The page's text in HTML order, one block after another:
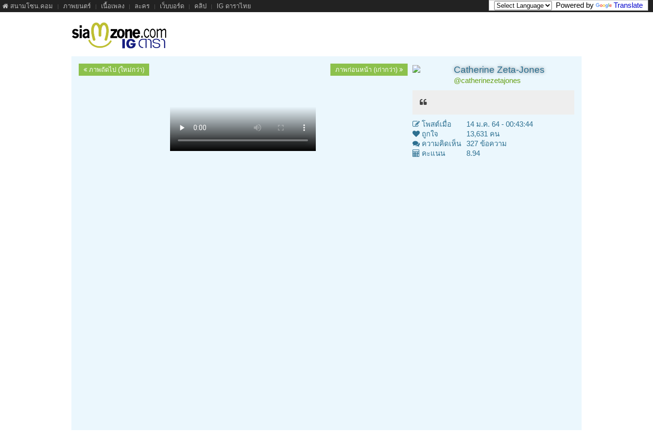
Powered by Translate
สนามโซน.คอม ภาพยนตร์ เนื้อเพลง ละคร เว็บบอร์ด คลิป IG ดาราไทย
ภาพถัดไป (ใหม่กว่า) ภาพก่อนหน้า (เก่ากว่า) Catherine Zeta-Jones
@catherinezetajones
โพสต์เมื่อ
14 ม.ค. 64 - 00:43:44
ถูกใจ
13,631 คน
ความคิดเห็น
327 ข้อความ
คะแนน
8.94